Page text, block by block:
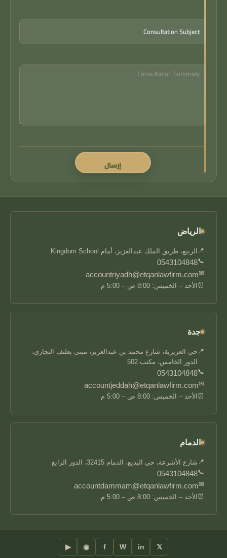
الرياض
📍 الربيع، طريق الملك عبدالعزيز، أمام Kingdom School
📞
0543104848
✉
accountriyadh@etqanlawfirm.com
⏰ الأحد – الخميس: 8:00 ص – 5:00 م
جدة
📍 حي العزيزية، شارع محمد بن عبدالعزيز، مبنى بعلنف التجاري،
الدور الخامس، مكتب 502
📞
0543104848
✉
accountjeddah@etqanlawfirm.com
⏰ الأحد – الخميس: 8:00 ص – 5:00 م
الدمام
📍 شارع الأشرعة، حي البديع، الدمام 32415، الدور الرابع
📞
0543104848
✉
accountdammam@etqanlawfirm.com
⏰ الأحد – الخميس: 8:00 ص – 5:00 م
𝕏
in
W
f
◉
▶